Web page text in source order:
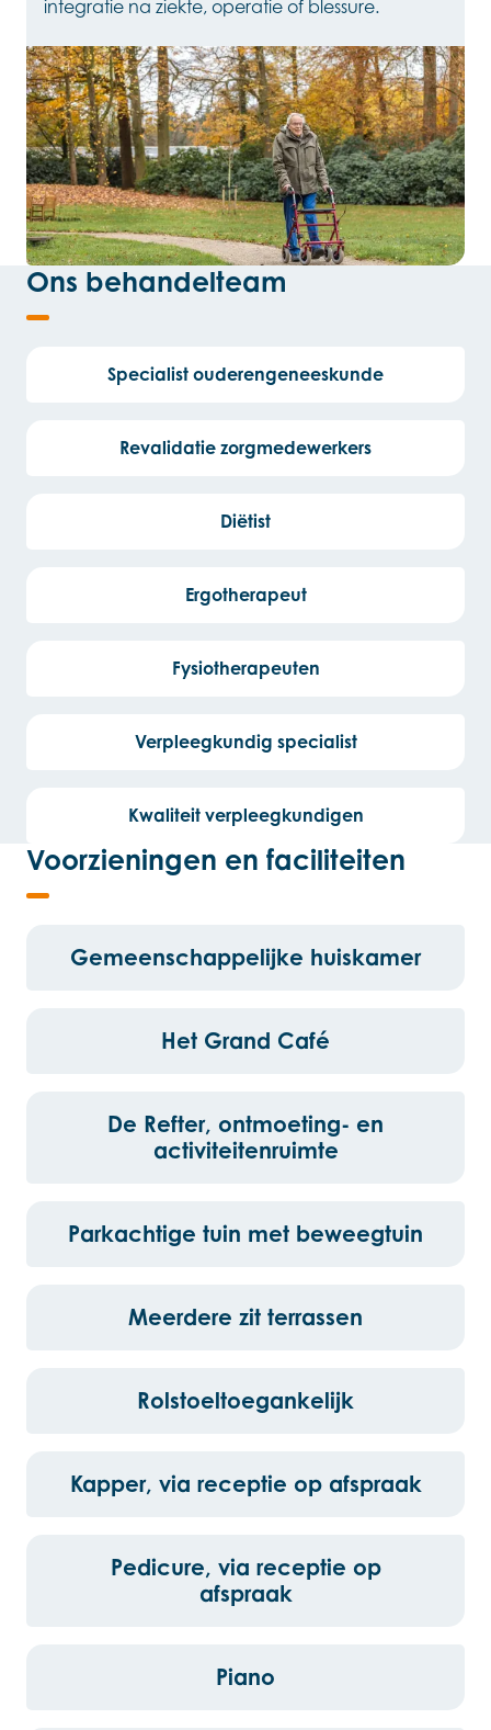
integratie na ziekte, operatie of blessure.
Ons behandelteam
Specialist ouderengeneeskunde
Revalidatie zorgmedewerkers
Diëtist
Ergotherapeut
Fysiotherapeuten
Verpleegkundig specialist
Kwaliteit verpleegkundigen
Voorzieningen en faciliteiten
Gemeenschappelijke huiskamer
Het Grand Café
De Refter, ontmoeting- en
activiteitenruimte
Parkachtige tuin met beweegtuin
Meerdere zit terrassen
Rolstoeltoegankelijk
Kapper, via receptie op afspraak
Pedicure, via receptie op
afspraak
Piano